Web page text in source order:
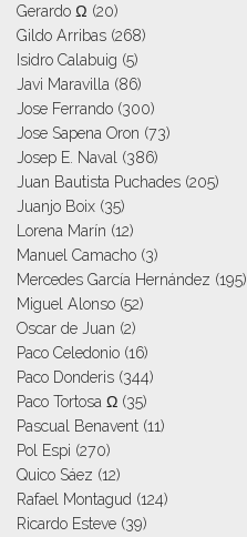
Gerardo Ω (20)
Gildo Arribas (268)
Isidro Calabuig (5)
Javi Maravilla (86)
Jose Ferrando (300)
Jose Sapena Oron (73)
Josep E. Naval
(386)
Juan Bautista Puchades (205)
Juanjo Boix (35)
Lorena Marín (12)
Manuel Camacho (3)
Mercedes García Hernández (195)
Miguel Alonso (52)
Oscar de Juan (2)
Paco Celedonio (16)
Paco Donderis (344)
Paco Tortosa Ω (35)
Pascual Benavent (11)
Pol Espi (270)
Quico Sáez (12)
Rafael Montagud (124)
Ricardo Esteve (39)